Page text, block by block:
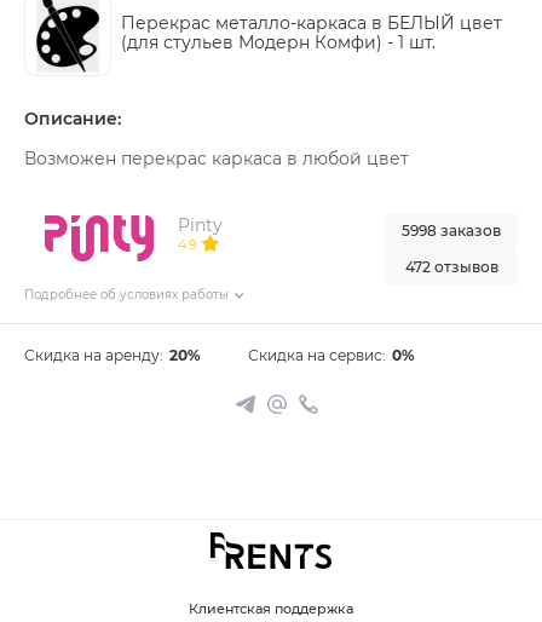
Перекрас металло-каркаса в БЕЛЫЙ цвет
(для стульев Модерн Комфи) - 1 шт.
Описание:
Возможен перекрас каркаса в любой цвет
Pinty
4.9
Подробнее об условиях работы
5998 заказов
472 отзывов
Скидка на аренду: 20% Скидка на сервис: 0%
Клиентская поддержка